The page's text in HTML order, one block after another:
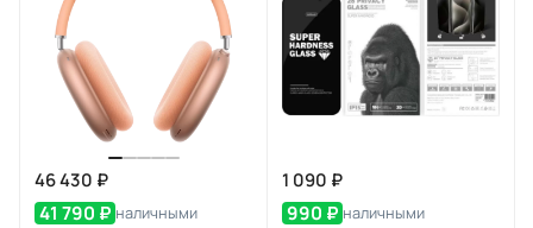
46 430 ₽
41 790 ₽ наличными
1 090 ₽
990 ₽ наличными